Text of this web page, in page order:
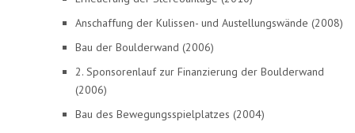
Anschaffung der Kulissen- und Austellungswände (2008)
Bau der Boulderwand (2006)
2. Sponsorenlauf zur Finanzierung der Boulderwand
(2006)
Bau des Bewegungsspielplatzes (2004)